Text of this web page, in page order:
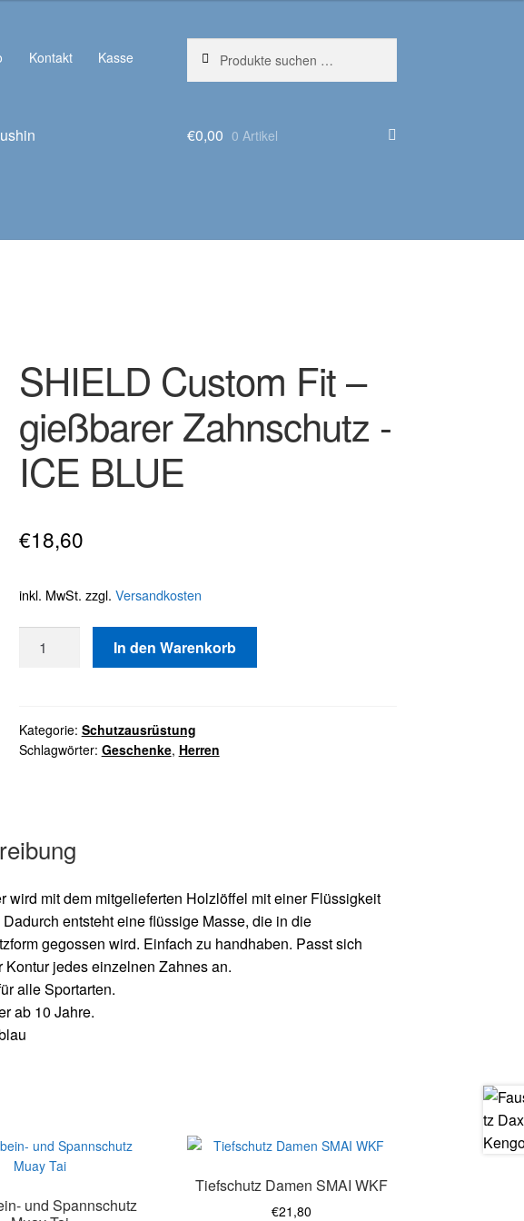
Kontakt Kasse
nach:
€0,00 0 Artikel
SHIELD Custom Fit –
gießbarer Zahnschutz -
ICE BLUE
€18,60
inkl. MwSt. zzgl. Versandkosten
Custom
gießbarer
Zahnschutz
Menge
In den Warenkorb
Kategorie: Schutzausrüstung
Schlagwörter: Geschenke, Herren
wird mit dem mitgelieferten Holzlöffel mit einer Flüssigkeit
entsteht eine flüssige Masse, die in die
gegossen wird. Einfach zu handhaben. Passt sich
Kontur jedes einzelnen Zahnes an.
alle Sportarten.
ab 10 Jahre.
und Spannschutz
Tiefschutz Damen SMAI WKF
€21,80
Dieses
weist